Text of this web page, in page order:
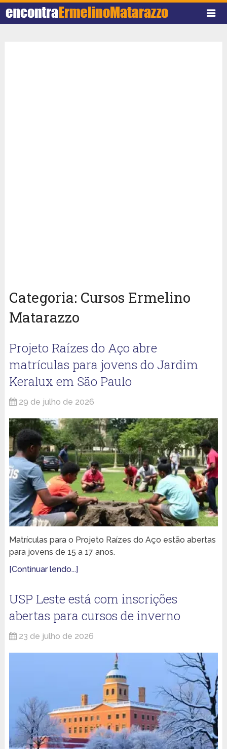
Categoria: Cursos Ermelino
Matarazzo
Projeto Raízes do Aço abre
matrículas para jovens do Jardim
Keralux em São Paulo
29 de julho de 2026
Matrículas para o Projeto Raízes do Aço estão abertas
para jovens de 15 a 17 anos.
[Continuar lendo...]
USP Leste está com inscrições
abertas para cursos de inverno
23 de julho de 2026